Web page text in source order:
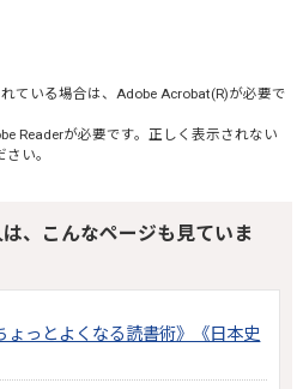
ている場合は、 Adobe Acrobat(R)が必要で
Readerが必要です。正しく表示されない
い。
、こんなページも見ていま
ょっとよくなる読書術》《日本史